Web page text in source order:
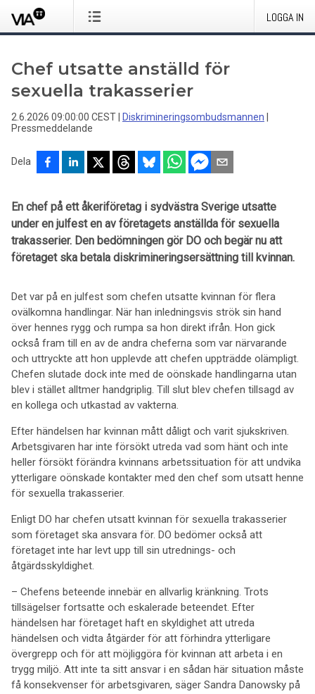
LOGGA IN
Chef utsatte anställd för
sexuella trakasserier
2.6.2026 09:00:00 CEST Diskrimineringsombudsmannen
Pressmeddelande
Dela
En chef på ett åkeriföretag i sydvästra Sverige utsatte
under en julfest en av företagets anställda för sexuella
trakasserier. Den bedömningen gör DO och begär nu att
företaget ska betala diskrimineringsersättning till kvinnan.
Det var på en julfest som chefen utsatte kvinnan för flera
ovälkomna handlingar. När han inledningsvis strök sin hand
över hennes rygg och rumpa sa hon direkt ifrån. Hon gick
också fram till en av de andra cheferna som var närvarande
och uttryckte att hon upplevde att chefen uppträdde olämpligt.
Chefen slutade dock inte med de oönskade handlingarna utan
blev i stället alltmer handgriplig. Till slut blev chefen tillsagd av
en kollega och utkastad av vakterna.
Efter händelsen har kvinnan mått dåligt och varit sjukskriven.
Arbetsgivaren har inte försökt utreda vad som hänt och inte
heller försökt förändra kvinnans arbetssituation för att undvika
ytterligare oönskade kontakter med den chef som utsatt henne
för sexuella trakasserier.
Enligt DO har chefen utsatt kvinnan för sexuella trakasserier
som företaget ska ansvara för. DO bedömer också att
företaget inte har levt upp till sin utrednings- och
åtgärdsskyldighet.
– Chefens beteende innebär en allvarlig kränkning. Trots
tillsägelser fortsatte och eskalerade beteendet. Efter
händelsen har företaget haft en skyldighet att utreda
händelsen och vidta åtgärder för att förhindra ytterligare
övergrepp och för att möjliggöra för kvinnan att arbeta i en
trygg miljö. Att inte ta sitt ansvar i en sådan här situation måste
få konsekvenser för arbetsgivaren, säger Sandra Danowsky på